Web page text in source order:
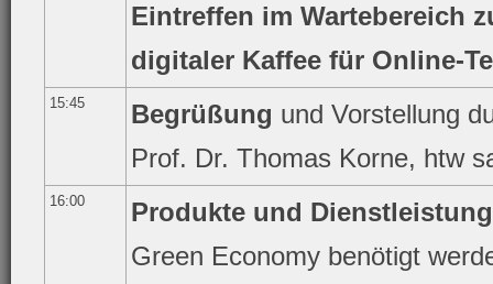
Eintreffen im Wartebereich
digitaler Kaffee für Online-
15:45 Begrüßung und Vorstellung
Prof. Dr. Thomas Korne, htw
16:00
Produkte und
Green Economy benötigt